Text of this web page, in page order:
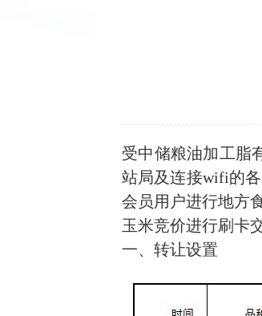
受中储粮油加工脂
站局及连接wifi的
会员用户进行地方
玉米竞价进行刷卡
一、转让设置